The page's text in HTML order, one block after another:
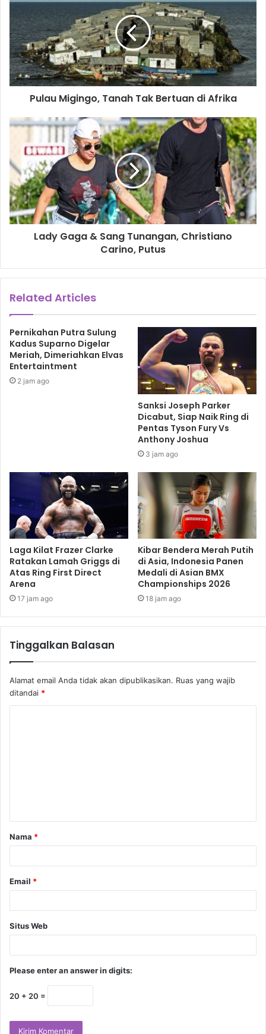
Pulau Migingo, Tanah Tak Bertuan di Afrika
Lady Gaga & Sang Tunangan, Christiano
Carino, Putus
Related Articles
Pernikahan Putra Sulung
Kadus Suparno Digelar
Meriah, Dimeriahkan Elvas
Entertaintment
2 jam ago
Sanksi Joseph Parker
Dicabut, Siap Naik Ring di
Pentas Tyson Fury Vs
Anthony Joshua
3 jam ago
Laga Kilat Frazer Clarke
Ratakan Lamah Griggs di
Atas Ring First Direct
Arena
17 jam ago
Kibar Bendera Merah Putih
di Asia, Indonesia Panen
Medali di Asian BMX
Championships 2026
18 jam ago
Tinggalkan Balasan
Alamat email Anda tidak akan dipublikasikan. Ruas yang wajib
ditandai *
Nama *
Email *
Situs Web
Please enter an answer in digits:
20 + 20 =